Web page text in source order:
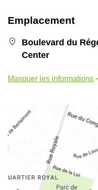
Emplacement
Boulevard du
Center
Masquer les informations